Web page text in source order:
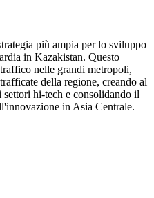
più ampia per lo sviluppo
in Kazakistan. Questo
nelle grandi metropoli,
della regione, creando al
hi-tech e consolidando il
in Asia Centrale.